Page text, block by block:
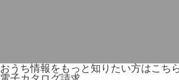
おうち情報をもっと知りたい方はこち